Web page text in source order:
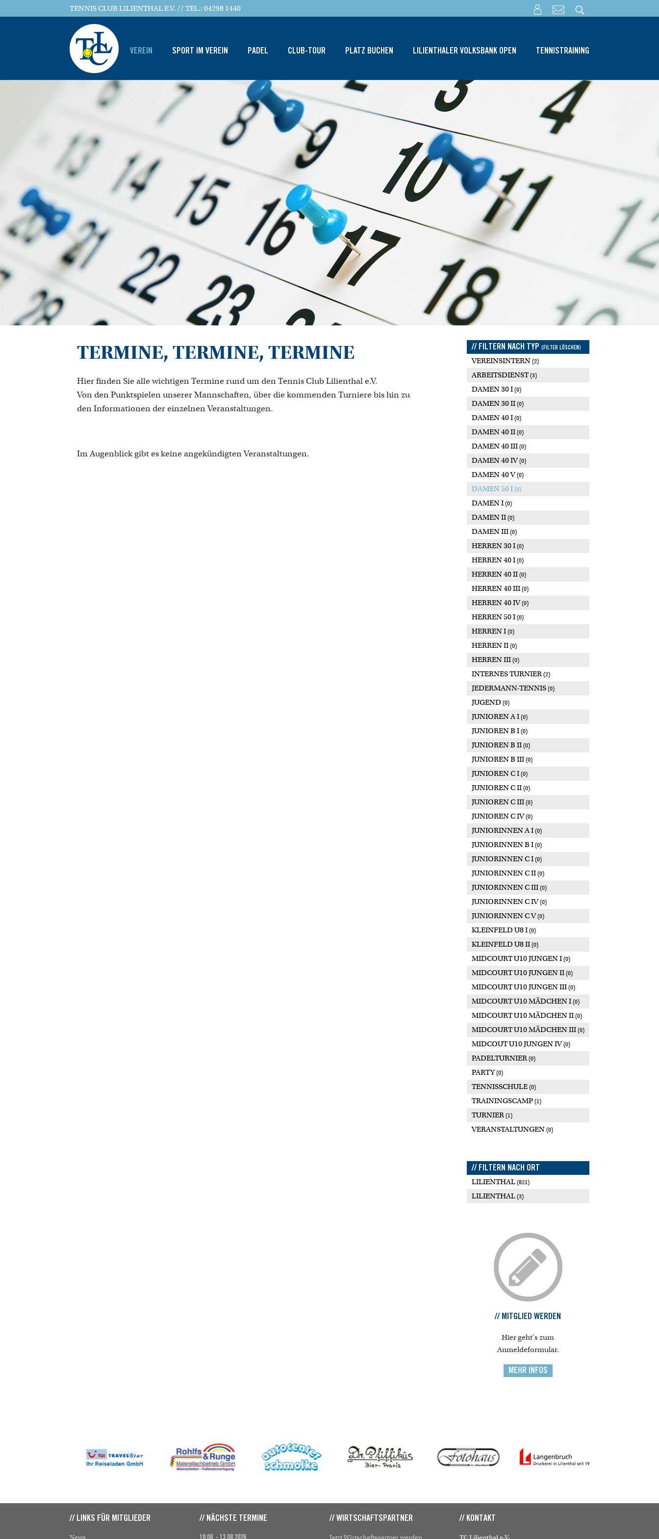
TENNIS CLUB LILIENTHAL E.V. // TEL.: 04298 1440
VEREIN SPORT IM VEREIN PADEL CLUB-TOUR PLATZ BUCHEN LILIENTHALER VOLKSBANK OPEN TENNISTRAINING
TERMINE, TERMINE, TERMINE
Hier finden Sie alle wichtigen Termine rund um den Tennis Club Lilienthal e.V.
Von den Punktspielen unserer Mannschaften, über die kommenden Turniere bis hin zu
den Informationen der einzelnen Veranstaltungen.
Im Augenblick gibt es keine angekündigten Veranstaltungen.
// FILTERN NACH TYP (FILTER LÖSCHEN)
VEREINSINTERN (2)
ARBEITSDIENST(3)
DAMEN 30 I (0)
DAMEN 30 II (0)
DAMEN 40 I (0)
DAMEN 40 II (0)
DAMEN 40 III (0)
DAMEN 40 IV(0)
DAMEN 40 V(0)
DAMEN 50 I (0)
DAMEN I (0)
DAMEN II (0)
DAMEN III (0)
HERREN 30 I (0)
HERREN 40 I (0)
HERREN 40 II (0)
HERREN 40 III (0)
HERREN 40 IV(0)
HERREN 50 I (0)
HERREN I (0)
HERREN II (0)
HERREN III (0)
INTERNES TURNIER (2)
JEDERMANN-TENNIS (0)
JUGEND (0)
JUNIOREN A I (0)
JUNIOREN B I (0)
JUNIOREN B II (0)
JUNIOREN B III (0)
JUNIOREN C I (0)
JUNIOREN C II (0)
JUNIOREN C III (0)
JUNIOREN C IV(0)
JUNIORINNEN A I (0)
JUNIORINNEN B I (0)
JUNIORINNEN C I (0)
JUNIORINNEN C II (0)
JUNIORINNEN C III (0)
JUNIORINNEN C IV(0)
JUNIORINNEN C V(0)
KLEINFELD U8 I (0)
KLEINFELD U8 II (0)
MIDCOURT U10 JUNGEN I (0)
MIDCOURT U10 JUNGEN II (0)
MIDCOURT U10 JUNGEN III (0)
MIDCOURT U10 MÄDCHEN I (0)
MIDCOURT U10 MÄDCHEN II (0)
MIDCOURT U10 MÄDCHEN III (0)
MIDCOUT U10 JUNGEN IV(0)
PADELTURNIER (0)
PARTY(0)
TENNISSCHULE (0)
TRAININGSCAMP (1)
TURNIER (1)
VERANSTALTUNGEN (0)
// FILTERN NACH ORT
LILIENTHAL (821)
LILIENTHAL (3)
// MITGLIED WERDEN
Hier geht's zum
Anmeldeformular.
MEHR INFOS
// LINKS FÜR MITGLIEDER // NÄCHSTE TERMINE // WIRTSCHAFTSPARTNER // KONTAKT
10.08. - 13.08.2026